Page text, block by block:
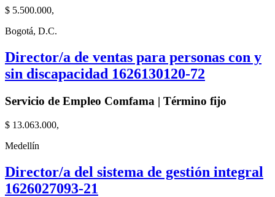
$ 5.500.000,
Bogotá, D.C.
Director/a de ventas para personas con y
sin discapacidad 1626130120-72
Servicio de Empleo Comfama | Término fijo
$ 13.063.000,
Medellín
Director/a del sistema de gestión integral
1626027093-21